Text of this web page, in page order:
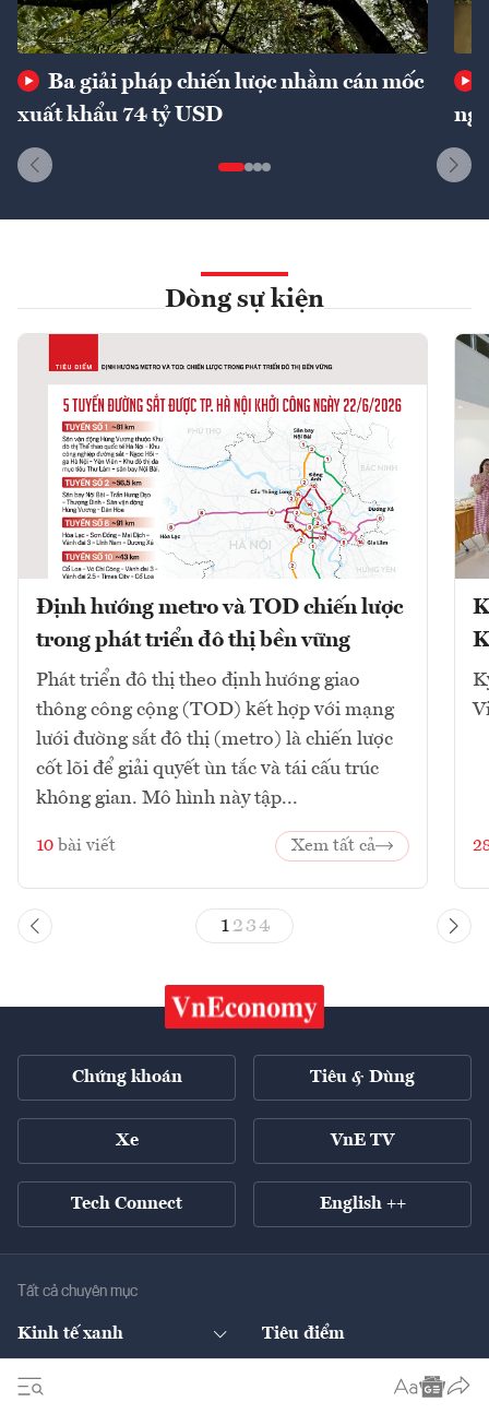
Ba giải pháp chiến lược nhằm cán mốc
xuất khẩu 74 tỷ USD
Dòng sự kiện
Định hướng metro và TOD chiến lược
trong phát triển đô thị bền vững
Phát triển đô thị theo định hướng giao
thông công cộng (TOD) kết hợp với mạng
lưới đường sắt đô thị (metro) là chiến lược
cốt lõi để giải quyết ùn tắc và tái cấu trúc
không gian. Mô hình này tập...
10 bài viết Xem tất cả
1 23 4
Chứng khoán Tiêu & Dùng
Xe VnE TV
Tech Connect English ++
Tất cả chuyên mục
Kinh tế xanh Tiêu điểm
Tài chính